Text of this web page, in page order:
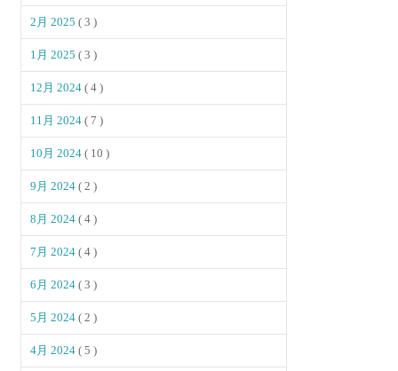
2月 2025( 3 )
1月 2025( 3 )
12月 2024( 4 )
11月 2024( 7 )
10月 2024( 10 )
9月 2024( 2 )
8月 2024( 4 )
7月 2024( 4 )
6月 2024( 3 )
5月 2024( 2 )
4月 2024( 5 )